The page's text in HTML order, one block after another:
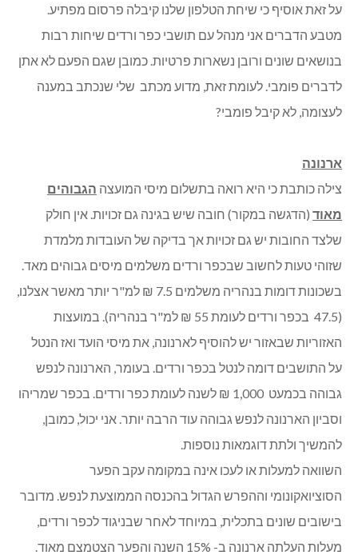
על זאת אוסיף כי שיחת הטלפון שלנו קיבלה פרסום מפתיע.
מטבע הדברים אני מנהל עם תושבי כפר ורדים שיחות רבות
בנושאים שונים ורובן נשארות פרטיות. כמובן שגם הפעם לא אתן
לדברים פומבי. לעומת זאת, מדוע מכתב שלי שנכתב במענה
לעצומה, לא קיבל פומבי?
ארנונה
צילה כותבת כי היא רואה בתשלום מיסי המועצה הגבוהים
מאוד (הדגשה במקור) חובה שיש בגינה גם זכויות. אין חולק
שלצד החובות יש גם זכויות אך בדיקה של העובדות מלמדת
שזוהי טעות לחשוב שבכפר ורדים משלמים מיסים גבוהים מאד.
בשכונות דומות בנהריה משלמים 7.5 ₪ למ"ר יותר מאשר אצלנו,
(47.5 בכפר ורדים לעומת 55 ₪ למ"ר בנהריה). במועצות
האזוריות שבאזור יש להוסיף לארנונה, את מיסי הועד ואז הנטל
על התושבים דומה לנטל בכפר ורדים. בעומר, הארנונה לנפש
גבוהה בכמעט 1,000 ₪ לשנה לעומת כפר ורדים. בכפר שמריהו
וסביון הארנונה לנפש גבוהה עוד הרבה יותר. אני יכול, כמובן,
להמשיך ולתת דוגמאות נוספות.
השוואה למעלות או לעכו אינה במקומה עקב הפער
הסוציואקונומי וההפרש הגדול בהכנסה הממוצעת לנפש. מדובר
בישובים שונים בתכלית, במיוחד לאחר שבניגוד לכפר ורדים,
מעלות העלתה ארנונה ב- 15% השנה והפער הצטמצם מאוד.